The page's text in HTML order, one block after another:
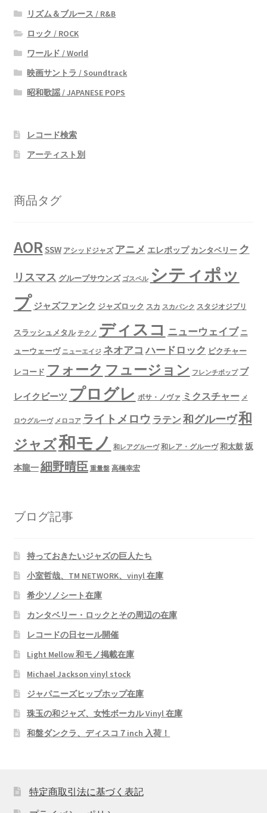
リズム＆ブルース / R&B
ロック / ROCK
ワールド / World
映画サントラ / Soundtrack
昭和歌謡 / JAPANESE POPS
レコード検索
アーティスト別
商品タグ
AORSSW アシッドジャズ アニメ エレポップ カンタベリー ク
リスマス グループサウンズ ゴスペル シティポッ
プ ジャズファンク ジャズロック スカ スカパンク スタジオジブリ
スラッシュメタル テクノ ディスコ ニューウェイブ ニ
ューウェーヴ ニューエイジ ネオアコ ハードロック ピクチャー
レコード フォーク フュージョン フレンチポップ ブ
レイクビーツ プログレ ボサ・ノヴァ ミクスチャー メ
ロウグルーヴ メロコア ライトメロウ ラテン 和グルーヴ和
ジャズ和モノ 和レアグルーヴ 和レア・グルーヴ 和太鼓坂
本龍一細野晴臣 重量盤 高橋幸宏
ブログ記事
持っておきたいジャズの巨人たち
小室哲哉、TM NETWORK、vinyl 在庫
希少ソノシート在庫
カンタベリー・ロックとその周辺の在庫
レコードの日セール開催
Light Mellow 和モノ掲載在庫
Michael Jackson vinyl stock
ジャパニーズヒップホップ在庫
珠玉の和ジャズ、女性ボーカル Vinyl 在庫
和盤ダンクラ、ディスコ７inch 入荷！
特定商取引法に基づく表記